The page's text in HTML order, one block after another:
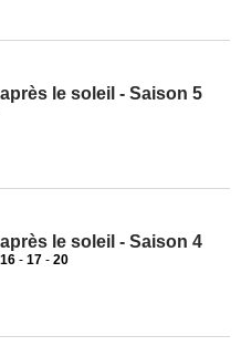
le soleil - Saison 5
le soleil - Saison 4
16 - 17 - 20